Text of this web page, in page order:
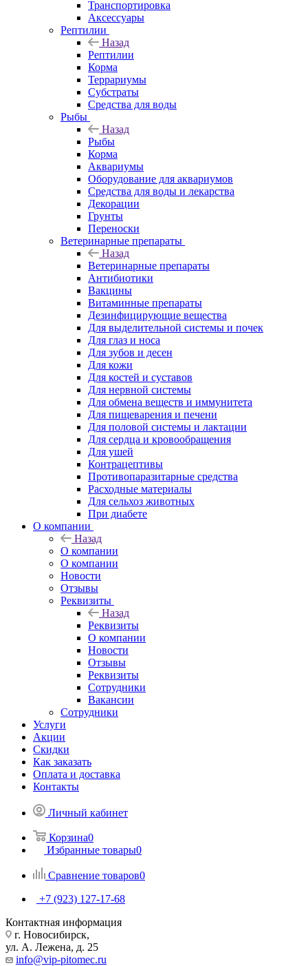
Транспортировка
Аксессуары
Рептилии
Назад
Рептилии
Корма
Террариумы
Субстраты
Средства для воды
Рыбы
Назад
Рыбы
Корма
Аквариумы
Оборудование для аквариумов
Средства для воды и лекарства
Декорации
Грунты
Переноски
Ветеринарные препараты
Назад
Ветеринарные препараты
Антибиотики
Вакцины
Витаминные препараты
Дезинфицирующие вещества
Для выделительной системы и почек
Для глаз и носа
Для зубов и десен
Для кожи
Для костей и суставов
Для нервной системы
Для обмена веществ и иммунитета
Для пищеварения и печени
Для половой системы и лактации
Для сердца и кровообращения
Для ушей
Контрацептивы
Противопаразитарные средства
Расходные материалы
Для сельхоз животных
При диабете
О компании
Назад
О компании
О компании
Новости
Отзывы
Реквизиты
Назад
Реквизиты
О компании
Новости
Отзывы
Реквизиты
Сотрудники
Вакансии
Сотрудники
Услуги
Акции
Скидки
Как заказать
Оплата и доставка
Контакты
Личный кабинет
Корзина0
Избранные товары0
Сравнение товаров0
+7 (923) 127-17-68
Контактная информация
г. Новосибирск,
ул. А. Лежена, д. 25
info@vip-pitomec.ru